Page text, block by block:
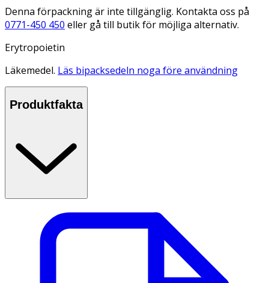
Denna förpackning är inte tillgänglig. Kontakta oss på
0771-450 450 eller gå till butik för möjliga alternativ.
Erytropoietin
Läkemedel. Läs bipacksedeln noga före användning
Produktfakta